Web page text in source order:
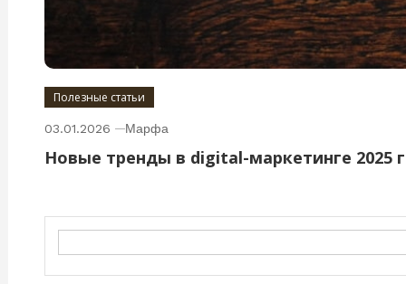
Полезные статьи
03.01.2026 Марфа
Новые тренды в digital-маркетинге 2025